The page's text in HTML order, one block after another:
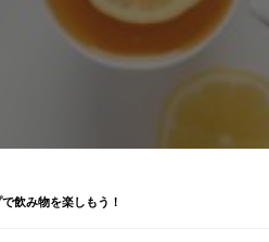
飲み物を楽しもう！